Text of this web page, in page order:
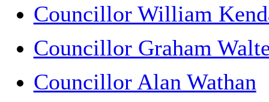
Councillor William
Councillor Graham
Councillor Alan Wathan